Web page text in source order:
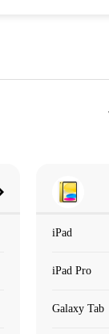
iPad
iPad Pro
Galaxy Tab